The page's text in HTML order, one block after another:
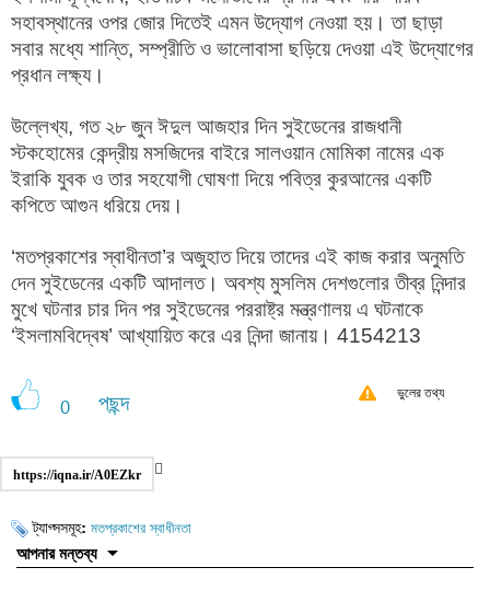
সহাবস্থানের ওপর জোর দিতেই এমন উদ্যোগ নেওয়া হয়। তা ছাড়া
সবার মধ্যে শান্তি, সম্প্রীতি ও ভালোবাসা ছড়িয়ে দেওয়া এই উদ্যোগের
প্রধান লক্ষ্য।
উল্লেখ্য, গত ২৮ জুন ঈদুল আজহার দিন সুইডেনের রাজধানী
স্টকহোমের কেন্দ্রীয় মসজিদের বাইরে সালওয়ান মোমিকা নামের এক
ইরাকি যুবক ও তার সহযোগী ঘোষণা দিয়ে পবিত্র কুরআনের একটি
কপিতে আগুন ধরিয়ে দেয়।
‘মতপ্রকাশের স্বাধীনতা’র অজুহাত দিয়ে তাদের এই কাজ করার অনুমতি
দেন সুইডেনের একটি আদালত। অবশ্য মুসলিম দেশগুলোর তীব্র নিন্দার
মুখে ঘটনার চার দিন পর সুইডেনের পররাষ্ট্র মন্ত্রণালয় এ ঘটনাকে
‘ইসলামবিদ্বেষ’ আখ্যায়িত করে এর নিন্দা জানায়। 4154213
0 পছন্দ ভুলের তথ্য
https://iqna.ir/A0EZkr
ট্যাগ্সসমূহ: মতপ্রকাশের স্বাধীনতা
আপনার মন্তব্য